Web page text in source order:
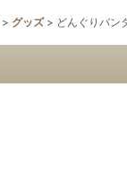
> グッズ > どんぐりバン